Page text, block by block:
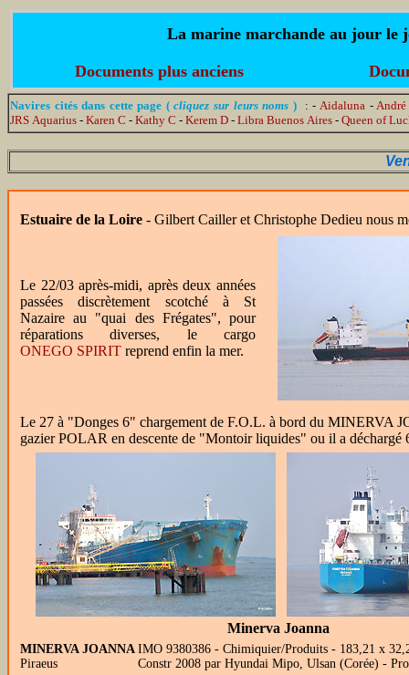
La marine marchande au jour le
Documents plus anciens
Navires cités dans cette page (cliquez sur leurs noms ) : - Aidaluna-
JRS Aquarius - Karen C - Kathy C - Kerem D - Libra Buenos Aires - Queen of
Estuaire de la Loire - Gilbert Cailler et Christophe Dedieu nous
Le 22/03 après-midi, après deux années
passées discrètement scotché à St
Nazaire au "quai des Frégates", pour
réparations diverses, le cargo
ONEGO SPIRIT reprend enfin la mer.
Le 27 à "Donges 6" chargement de F.O.L. à bord du MINERVA
gazier POLAR en descente de "Montoir liquides" ou il a
Minerva Joanna
MINERVA JOANNA
Piraeus
IMO 9380386 - Chimiquier/Produits - 183,21 x
Constr 2008 par Hyundai Mipo, Ulsan (Corée) -